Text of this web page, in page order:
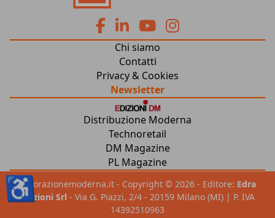
fa
fa-
facebook
fa
fa-
linkedin
fab
fa-
youtube
fab
Chi siamo
Contatti
Privacy & Cookies
Newsletter
Distribuzione Moderna
Technoretail
DM Magazine
PL Magazine
ristorazionemoderna.it - Copyright © 2026 - Editore: Edra
Edizioni Srl - Via G. Piazzi, 2/4 - 20159 Milano (MI) | P. IVA
14392510963